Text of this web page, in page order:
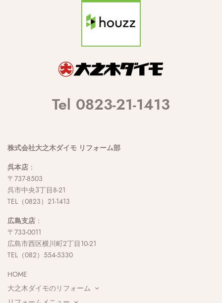
Tel 0823-21-1413
株式会社大之木ダイモ リフォーム部
呉本店 ：
〒737-8503
呉市中央３丁目8-21
TEL（0823）21-1413
広島支店 ：
〒733-0011
広島市西区横川町2丁目10-21
TEL（082）554-5330
HOME
大之木ダイモのリフォーム